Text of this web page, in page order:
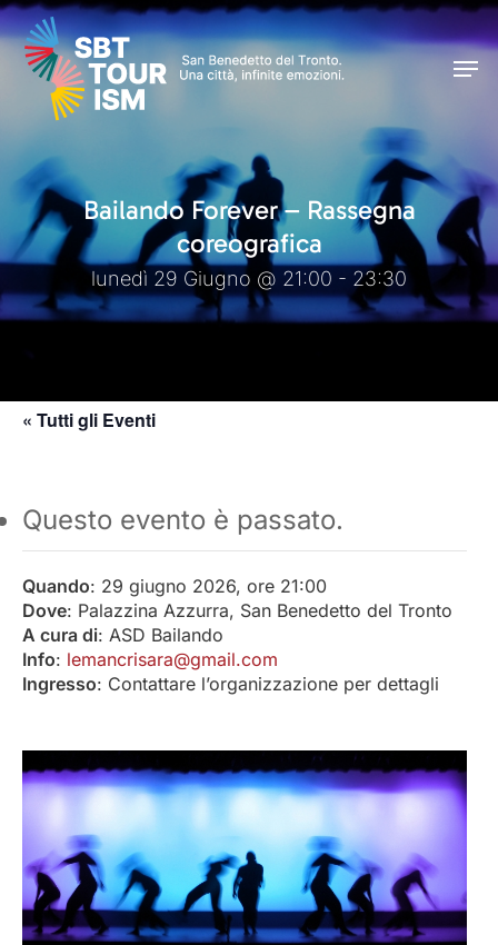
Skip
to
main
content
Bailando Forever – Rassegna
coreografica
lunedì 29 Giugno @ 21:00 - 23:30
« Tutti gli Eventi
Questo evento è passato.
Quando: 29 giugno 2026, ore 21:00
Dove: Palazzina Azzurra, San Benedetto del Tronto
A cura di: ASD Bailando
Info: lemancrisara@gmail.com
Ingresso: Contattare l’organizzazione per dettagli